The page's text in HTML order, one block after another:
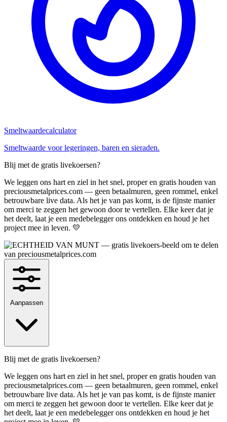
Smeltwaardecalculator
Smeltwaarde voor legeringen, baren en sieraden.
Blij met de gratis livekoersen?
We leggen ons hart en ziel in het snel, proper en gratis houden van
preciousmetalprices.com — geen betaalmuren, geen rommel, enkel
betrouwbare live data. Als het je van pas komt, is de fijnste manier
om merci te zeggen het gewoon door te vertellen. Elke keer dat je
het deelt, laat je een medebelegger ons ontdekken en houd je het
project mee in leven. 💛
Aanpassen
Blij met de gratis livekoersen?
We leggen ons hart en ziel in het snel, proper en gratis houden van
preciousmetalprices.com — geen betaalmuren, geen rommel, enkel
betrouwbare live data. Als het je van pas komt, is de fijnste manier
om merci te zeggen het gewoon door te vertellen. Elke keer dat je
het deelt, laat je een medebelegger ons ontdekken en houd je het